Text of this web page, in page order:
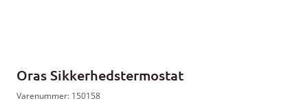
Oras Sikkerhedstermostat
Varenummer: 150158